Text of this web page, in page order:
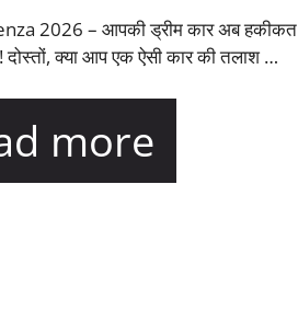
2026 – आपकी ड्रीम कार अब हकीकत
दोस्तों, क्या आप एक ऐसी कार की तलाश …
more